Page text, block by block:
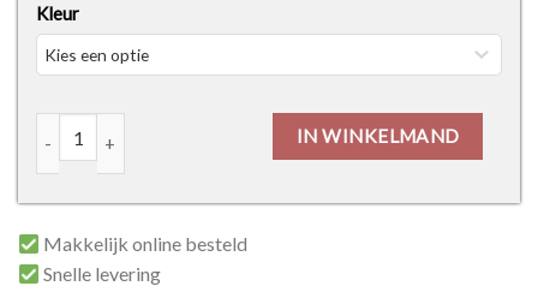
Kleur
IN WINKELMAND
Opstaande getande muurnok 33/250 aantal
Makkelijk online besteld
Snelle levering